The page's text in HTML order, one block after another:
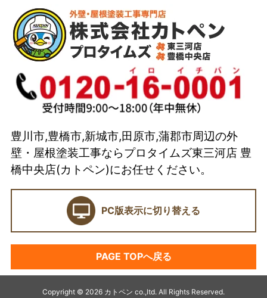
会社概要
代表取締役 加藤宜久よりご挨拶
イベント
選ばれている理由とは？
カトペンの技術力
当店の強み
ショールーム
契約前に確認したい業者選びの7つのポイント
外壁塗装セミナー
豊川市,豊橋市,新城市,田原市,蒲郡市周辺の外
壁・屋根塗装工事ならプロタイムズ東三河店 豊
橋中央店(カトペン)にお任せください。
PC版表示に切り替える
PAGE TOPへ戻る
Copyright © 2026 カトペン co.,ltd. All Rights Reserved.